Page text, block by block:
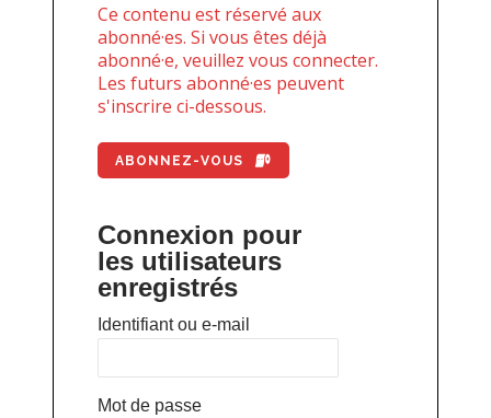
Ce contenu est réservé aux
abonné·es. Si vous êtes déjà
abonné·e, veuillez vous connecter.
Les futurs abonné·es peuvent
s'inscrire ci-dessous.
ABONNEZ-VOUS
Connexion pour
les utilisateurs
enregistrés
Identifiant ou e-mail
Mot de passe